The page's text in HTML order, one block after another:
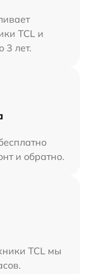
TCL и
3 лет.
и обратно.
TCL мы